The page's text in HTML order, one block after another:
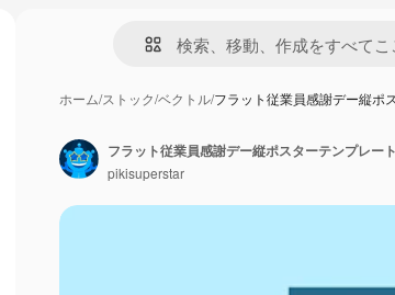
ホーム/ストック/ベクトル/フラット従業員感謝デー縦ポ
フラット従業員感謝デー縦ポスターテンプレート
pikisuperstar